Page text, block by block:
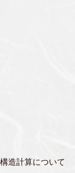
造計算について